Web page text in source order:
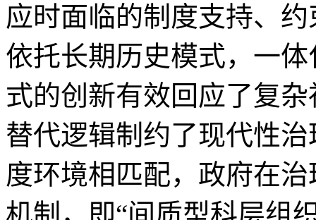
应时面临的制度支持、
依托长期历史模式，一
式的创新有效回应了复
替代逻辑制约了现代性
度环境相匹配，政府在